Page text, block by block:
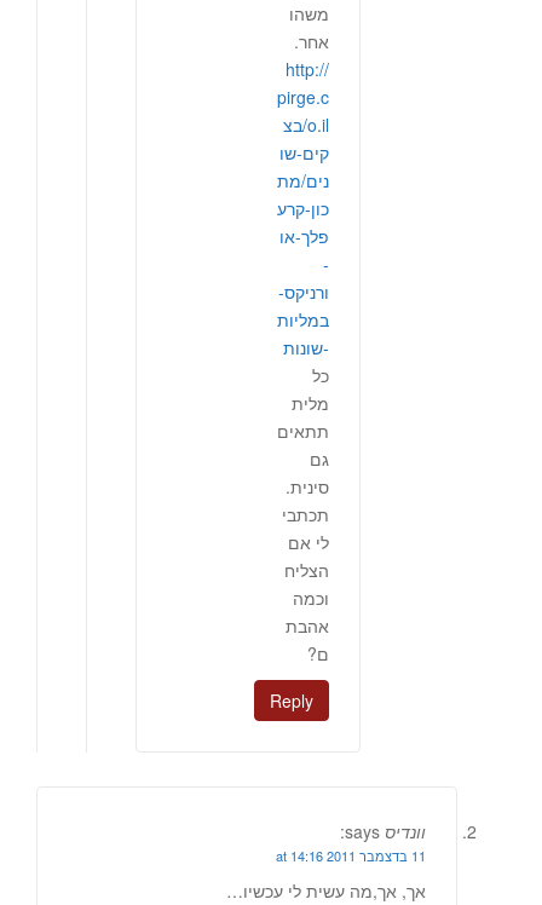
משהו
אחר.
http://
pirge.c
o.il/בצ
קים-שו
נים/מת
כון-קרע
פלך-או
-
ורניקס-
במליות
-שונות
כל
מלית
תתאים
גם
סינית.
תכתבי
לי אם
הצליח
וכמה
אהבת
ם?
Reply
וונדיס says:
11 בדצמבר 2011 at 14:16
אך, אך,מה עשית לי עכשיו…